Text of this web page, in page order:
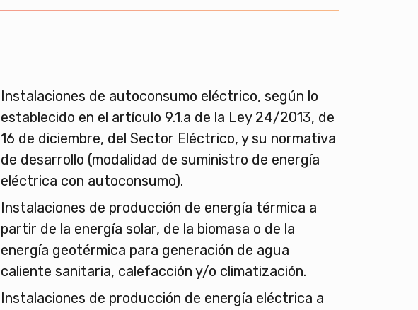
Instalaciones de autoconsumo eléctrico, según lo
establecido en el artículo 9.1.a de la Ley 24/2013, de
16 de diciembre, del Sector Eléctrico, y su normativa
de desarrollo (modalidad de suministro de energía
eléctrica con autoconsumo).
Instalaciones de producción de energía térmica a
partir de la energía solar, de la biomasa o de la
energía geotérmica para generación de agua
caliente sanitaria, calefacción y/o climatización.
Instalaciones de producción de energía eléctrica a